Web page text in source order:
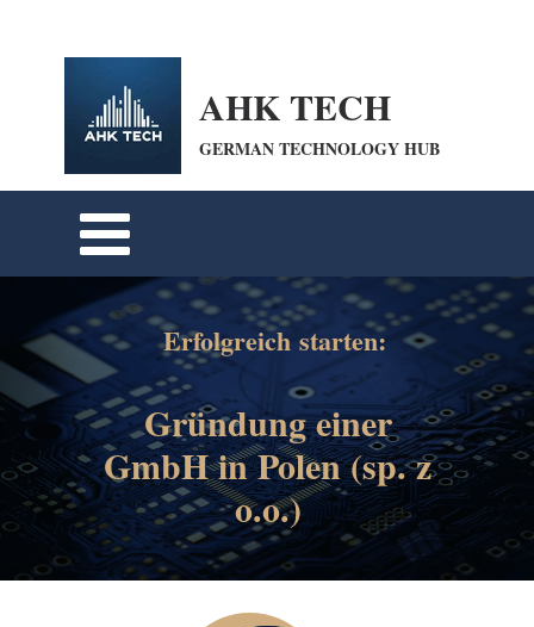
AHK TECH
GERMAN TECHNOLOGY HUB
Erfolgreich starten:
Gründung einer
GmbH in Polen (sp. z
o.o.)